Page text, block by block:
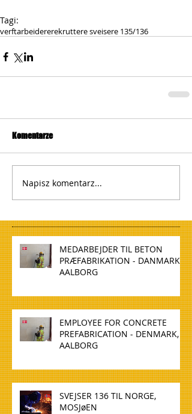
Tagi:
verftarbeidererekruttere sveisere 135/136
Komentarze
Napisz komentarz...
MEDARBEJDER TIL BETON
PRÆFABRIKATION - DANMARK,
AALBORG
EMPLOYEE FOR CONCRETE
PREFABRICATION - DENMARK,
AALBORG
SVEJSER 136 TIL NORGE,
MOSJøEN